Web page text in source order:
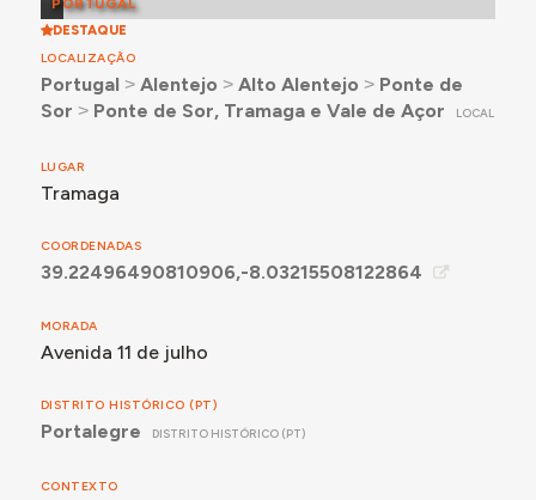
PORTUGAL
DESTAQUE
LOCALIZAÇÃO
Portugal ˃ Alentejo ˃ Alto Alentejo ˃ Ponte de
Sor ˃ Ponte de Sor, Tramaga e Vale de Açor LOCAL
LUGAR
Tramaga
COORDENADAS
39.22496490810906,-8.03215508122864
MORADA
Avenida 11 de julho
DISTRITO HISTÓRICO (PT)
Portalegre DISTRITO HISTÓRICO (PT)
CONTEXTO